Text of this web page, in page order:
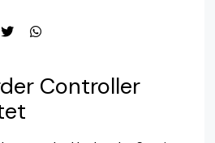
Controller